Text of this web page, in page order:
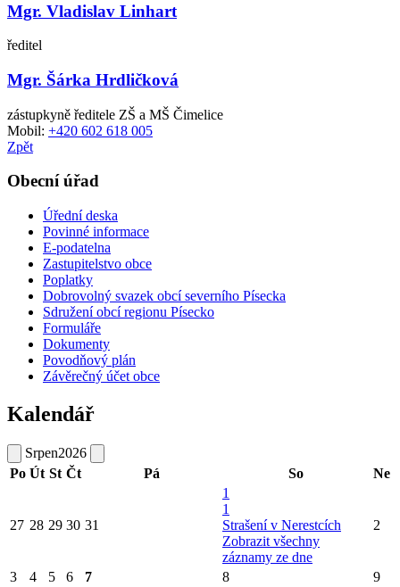
Mgr. Vladislav Linhart
ředitel
Mgr. Šárka Hrdličková
zástupkyně ředitele ZŠ a MŠ Čimelice
Mobil: +420 602 618 005
Zpět
Obecní úřad
Úřední deska
Povinné informace
E-podatelna
Zastupitelstvo obce
Poplatky
Dobrovolný svazek obcí severního Písecka
Sdružení obcí regionu Písecko
Formuláře
Dokumenty
Povodňový plán
Závěrečný účet obce
Kalendář
Srpen2026
Po Út St Čt Pá So Ne
27 28 29 30 31
1
1
Strašení v Nerestcích
Zobrazit všechny
záznamy ze dne
2
3 4 5 6 7 8 9